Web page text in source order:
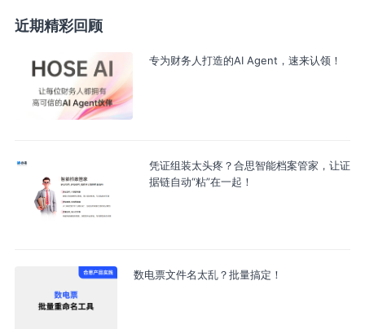
近期精彩回顾
专为财务人打造的AI Agent，速来认领！
凭证组装太头疼？合思智能档案管家，让证
据链自动“粘”在一起！
数电票文件名太乱？批量搞定！